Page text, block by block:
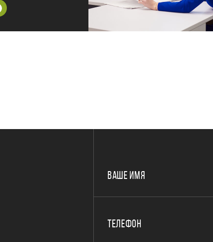
ВАШЕ ИМЯ
ТЕЛЕФОН